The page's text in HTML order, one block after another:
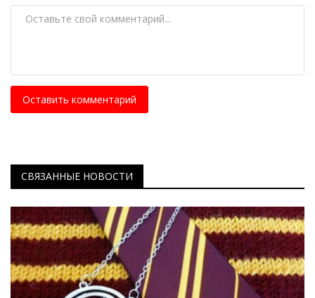
Оставить комментарий
СВЯЗАННЫЕ НОВОСТИ